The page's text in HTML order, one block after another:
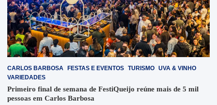
CARLOS BARBOSA FESTAS E EVENTOS TURISMO UVA & VINHO
VARIEDADES
Primeiro final de semana de FestiQueijo reúne mais de 5 mil
pessoas em Carlos Barbosa